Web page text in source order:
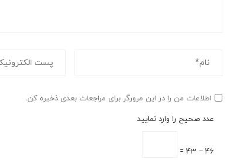
اطلاعات من را در این مرورگر برای مراجعات بعدی ذخیره کن.
عدد صحیح را وارد نمایید
46 − 43 =